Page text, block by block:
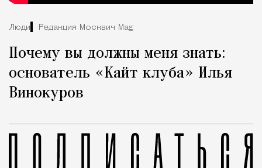
Люди Редакция Москвич Mag
Почему вы должны меня знать:
основатель «Кайт клуба» Илья
Винокуров